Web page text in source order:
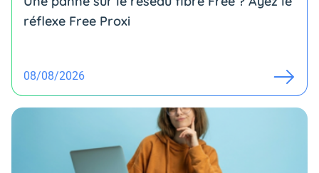
réflexe Free Proxi
08/08/2026